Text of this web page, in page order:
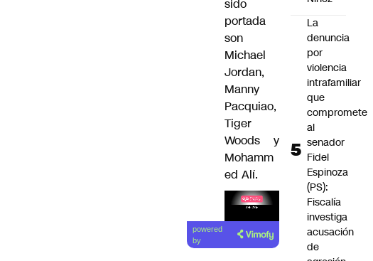
sido
portada
son
Michael
Jordan,
Manny
Pacquiao,
Tiger
Woods y
Mohamm
ed Alí.
powered
by
La
denuncia
por
violencia
intrafamiliar
que
compromete
al
senador
Fidel
Espinoza
(PS):
Fiscalía
investiga
acusación
de